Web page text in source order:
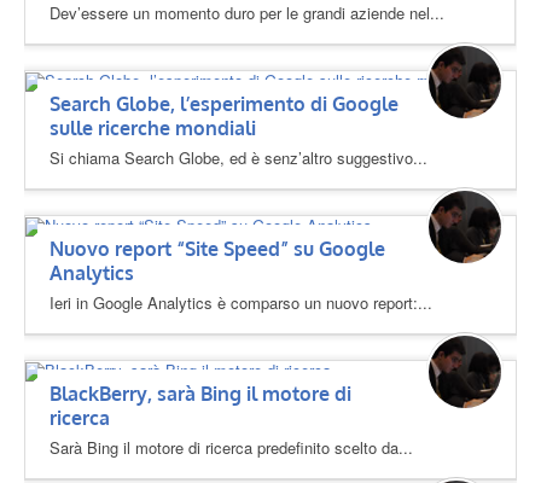
Dev’essere un momento duro per le grandi aziende nel...
Search Globe, l’esperimento di Google
sulle ricerche mondiali
Si chiama Search Globe, ed è senz’altro suggestivo...
Nuovo report “Site Speed” su Google
Analytics
Ieri in Google Analytics è comparso un nuovo report:...
BlackBerry, sarà Bing il motore di
ricerca
Sarà Bing il motore di ricerca predefinito scelto da...